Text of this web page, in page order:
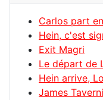
Carlos part
Hein, c'est
Exit Magri
Le départ de
Hein arrive,
James